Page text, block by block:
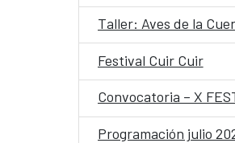
Taller: Aves de la
Festival Cuir Cuir
Convocatoria – X
Programación julio